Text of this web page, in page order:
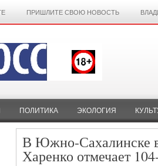
ПРИШЛИТЕ СВОЮ НОВОСТЬ
ПОЛИТИКА ЭКОЛОГИЯ
В Южно-Сахалинске
Харенко отмечает